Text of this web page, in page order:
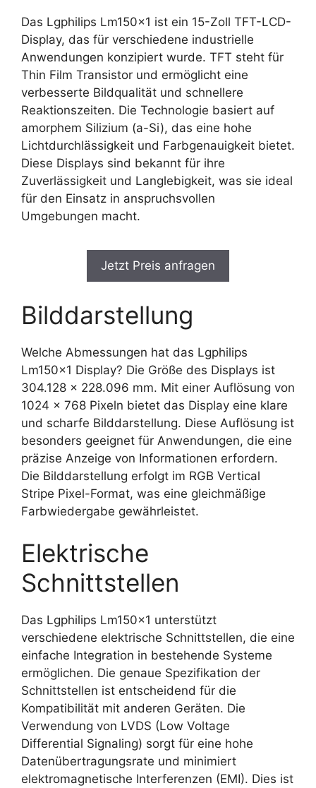
Das Lgphilips Lm150x1 ist ein 15-Zoll TFT-LCD-
Display, das für verschiedene industrielle
Anwendungen konzipiert wurde. TFT steht für
Thin Film Transistor und ermöglicht eine
verbesserte Bildqualität und schnellere
Reaktionszeiten. Die Technologie basiert auf
amorphem Silizium (a-Si), das eine hohe
Lichtdurchlässigkeit und Farbgenauigkeit bietet.
Diese Displays sind bekannt für ihre
Zuverlässigkeit und Langlebigkeit, was sie ideal
für den Einsatz in anspruchsvollen
Umgebungen macht.
Jetzt Preis anfragen
Bilddarstellung
Welche Abmessungen hat das Lgphilips
Lm150x1 Display? Die Größe des Displays ist
304.128 x 228.096 mm. Mit einer Auflösung von
1024 x 768 Pixeln bietet das Display eine klare
und scharfe Bilddarstellung. Diese Auflösung ist
besonders geeignet für Anwendungen, die eine
präzise Anzeige von Informationen erfordern.
Die Bilddarstellung erfolgt im RGB Vertical
Stripe Pixel-Format, was eine gleichmäßige
Farbwiedergabe gewährleistet.
Elektrische
Schnittstellen
Das Lgphilips Lm150x1 unterstützt
verschiedene elektrische Schnittstellen, die eine
einfache Integration in bestehende Systeme
ermöglichen. Die genaue Spezifikation der
Schnittstellen ist entscheidend für die
Kompatibilität mit anderen Geräten. Die
Verwendung von LVDS (Low Voltage
Differential Signaling) sorgt für eine hohe
Datenübertragungsrate und minimiert
elektromagnetische Interferenzen (EMI). Dies ist